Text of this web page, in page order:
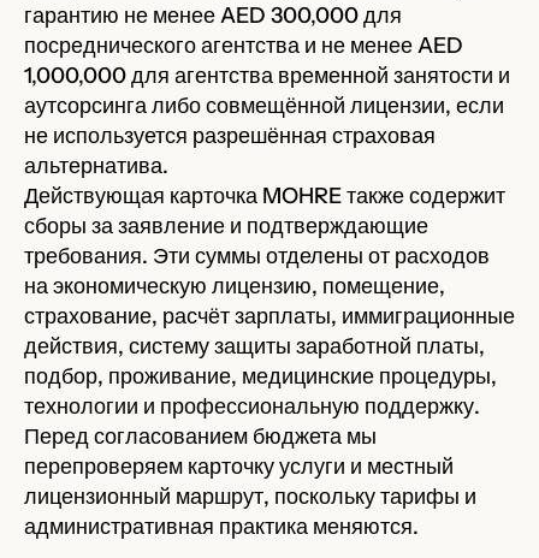
гарантию не менее AED 300,000 для
посреднического агентства и не менее AED
1,000,000 для агентства временной занятости и
аутсорсинга либо совмещённой лицензии, если
не используется разрешённая страховая
альтернатива.
Действующая карточка MOHRE также содержит
сборы за заявление и подтверждающие
требования. Эти суммы отделены от расходов
на экономическую лицензию, помещение,
страхование, расчёт зарплаты, иммиграционные
действия, систему защиты заработной платы,
подбор, проживание, медицинские процедуры,
технологии и профессиональную поддержку.
Перед согласованием бюджета мы
перепроверяем карточку услуги и местный
лицензионный маршрут, поскольку тарифы и
административная практика меняются.